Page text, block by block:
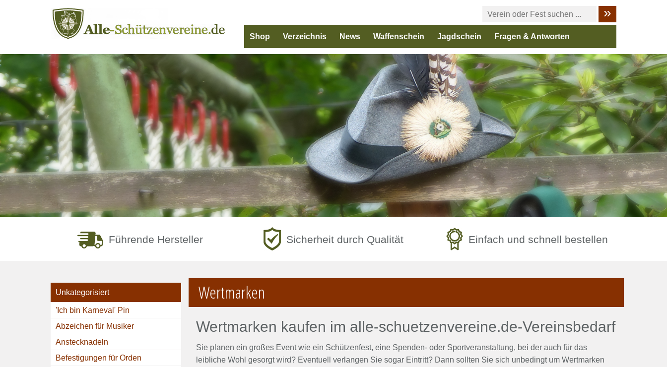
Shop Verzeichnis News Waffenschein Jagdschein Fragen & Antworten
Führende Hersteller Sicherheit durch Qualität Einfach und schnell bestellen
Unkategorisiert
'Ich bin Karneval' Pin
Abzeichen für Musiker
Anstecknadeln
Befestigungen für Orden
Wertmarken
Wertmarken kaufen im alle-schuetzenvereine.de-Vereinsbedarf
Sie planen ein großes Event wie ein Schützenfest, eine Spenden- oder Sportveranstaltung, bei der auch für das
leibliche Wohl gesorgt wird? Eventuell verlangen Sie sogar Eintritt? Dann sollten Sie sich unbedingt um Wertmarken